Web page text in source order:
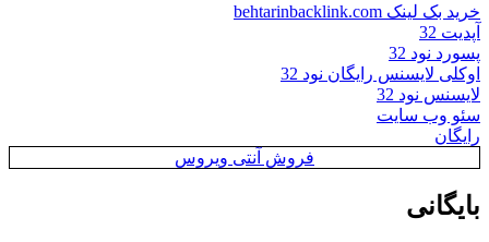
خرید بک لینک behtarinbacklink.com
آپدیت 32
پسورد نود 32
اوکلی لایسنس رایگان نود 32
لایسنس نود 32
سئو وب سایت
رایگان
فروش آنتی ویروس
بایگانی